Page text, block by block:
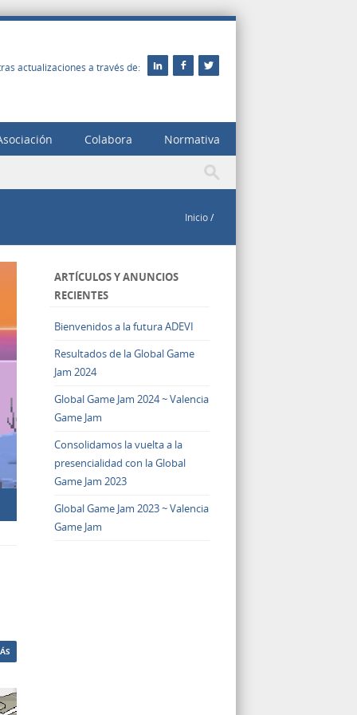
actualizaciones a través de:
Colabora Normativa
Inicio/
ARTÍCULOS Y ANUNCIOS
RECIENTES
Bienvenidos a la futura ADEVI
Resultados de la Global Game
Jam 2024
Global Game Jam 2024 ~ Valencia
Game Jam
Consolidamos la vuelta a la
presencialidad con la Global
Game Jam 2023
Global Game Jam 2023 ~ Valencia
Game Jam